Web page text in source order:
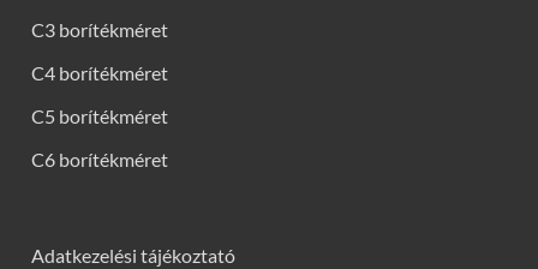
C3 borítékméret
C4 borítékméret
C5 borítékméret
C6 borítékméret
Adatkezelési tájékoztató